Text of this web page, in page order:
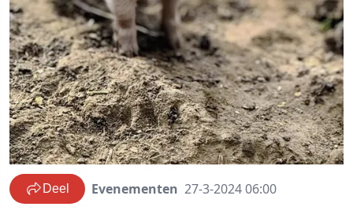
Deel Evenementen 27-3-2024 06:00